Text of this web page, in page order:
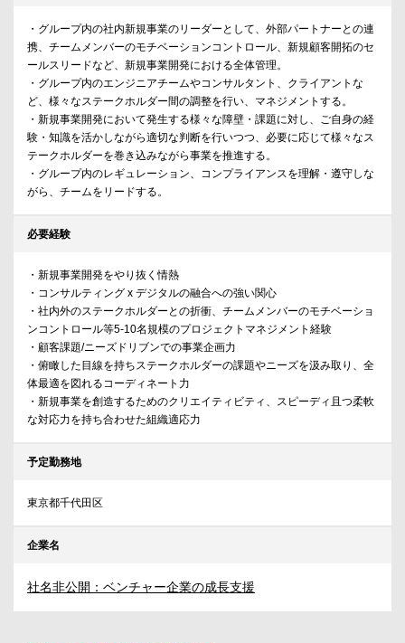
・グループ内の社内新規事業のリーダーとして、外部パートナーとの連
携、チームメンバーのモチベーションコントロール、新規顧客開拓のセ
ールスリードなど、新規事業開発における全体管理。
・グループ内のエンジニアチームやコンサルタント、クライアントな
ど、様々なステークホルダー間の調整を行い、マネジメントする。
・新規事業開発において発生する様々な障壁・課題に対し、ご自身の経
験・知識を活かしながら適切な判断を行いつつ、必要に応じて様々なス
テークホルダーを巻き込みながら事業を推進する。
・グループ内のレギュレーション、コンプライアンスを理解・遵守しな
がら、チームをリードする。
必要経験
・新規事業開発をやり抜く情熱
・コンサルティング x デジタルの融合への強い関心
・社内外のステークホルダーとの折衝、チームメンバーのモチベーショ
ンコントロール等5-10名規模のプロジェクトマネジメント経験
・顧客課題/ニーズドリブンでの事業企画力
・俯瞰した目線を持ちステークホルダーの課題やニーズを汲み取り、全
体最適を図れるコーディネート力
・新規事業を創造するためのクリエイティビティ、スピーディ且つ柔軟
な対応力を持ち合わせた組織適応力
予定勤務地
東京都千代田区
企業名
社名非公開：ベンチャー企業の成長支援